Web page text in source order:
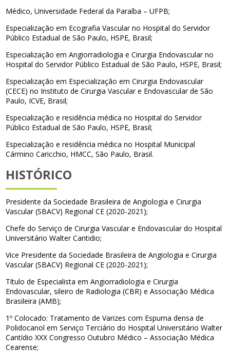
Médico, Universidade Federal da Paraíba – UFPB;
Especialização em Ecografia Vascular no Hospital do Servidor
Público Estadual de São Paulo, HSPE, Brasil;
Especialização em Angiorradiologia e Cirurgia Endovascular no
Hospital do Servidor Público Estadual de São Paulo, HSPE, Brasil;
Especialização em Especialização em Cirurgia Endovascular
(CECE) no Instituto de Cirurgia Vascular e Endovascular de São
Paulo, ICVE, Brasil;
Especialização e residência médica no Hospital do Servidor
Público Estadual de São Paulo, HSPE, Brasil;
Especialização e residência médica no Hospital Municipal
Cármino Caricchio, HMCC, São Paulo, Brasil.
HISTÓRICO
Presidente da Sociedade Brasileira de Angiologia e Cirurgia
Vascular (SBACV) Regional CE (2020-2021);
Chefe do Serviço de Cirurgia Vascular e Endovascular do Hospital
Universitário Walter Cantidio;
Vice Presidente da Sociedade Brasileira de Angiologia e Cirurgia
Vascular (SBACV) Regional CE (2020-2021);
Título de Especialista em Angiorradiologia e Cirurgia
Endovascular, sileiro de Radiologia (CBR) e Associação Médica
Brasileira (AMB);
1º Colocado: Tratamento de Varizes com Espuma densa de
Polidocanol em Serviço Terciário do Hospital Universitário Walter
Cantídio XXX Congresso Outubro Médico – Associação Médica
Cearense;